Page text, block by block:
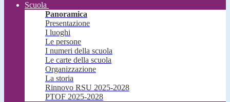
Scuola
Panoramica
Presentazione
I luoghi
Le persone
I numeri della scuola
Le carte della scuola
Organizzazione
La storia
Rinnovo RSU 2025-2028
PTOF 2025-2028